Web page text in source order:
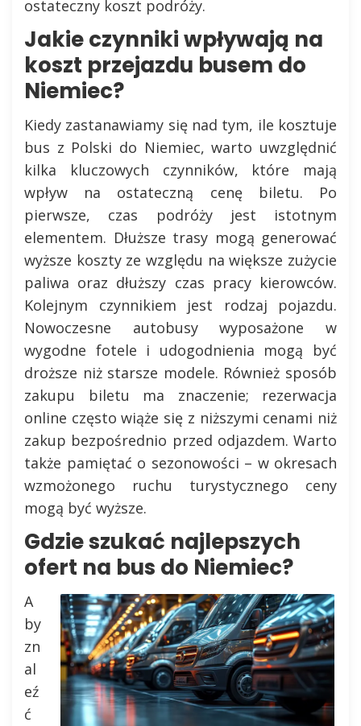
ostateczny koszt podróży.
Jakie czynniki wpływają na
koszt przejazdu busem do
Niemiec?
Kiedy zastanawiamy się nad tym, ile kosztuje
bus z Polski do Niemiec, warto uwzględnić
kilka kluczowych czynników, które mają
wpływ na ostateczną cenę biletu. Po
pierwsze, czas podróży jest istotnym
elementem. Dłuższe trasy mogą generować
wyższe koszty ze względu na większe zużycie
paliwa oraz dłuższy czas pracy kierowców.
Kolejnym czynnikiem jest rodzaj pojazdu.
Nowoczesne autobusy wyposażone w
wygodne fotele i udogodnienia mogą być
droższe niż starsze modele. Również sposób
zakupu biletu ma znaczenie; rezerwacja
online często wiąże się z niższymi cenami niż
zakup bezpośrednio przed odjazdem. Warto
także pamiętać o sezonowości – w okresach
wzmożonego ruchu turystycznego ceny
mogą być wyższe.
Gdzie szukać najlepszych
ofert na bus do Niemiec?
A
by
zn
al
eź
ć